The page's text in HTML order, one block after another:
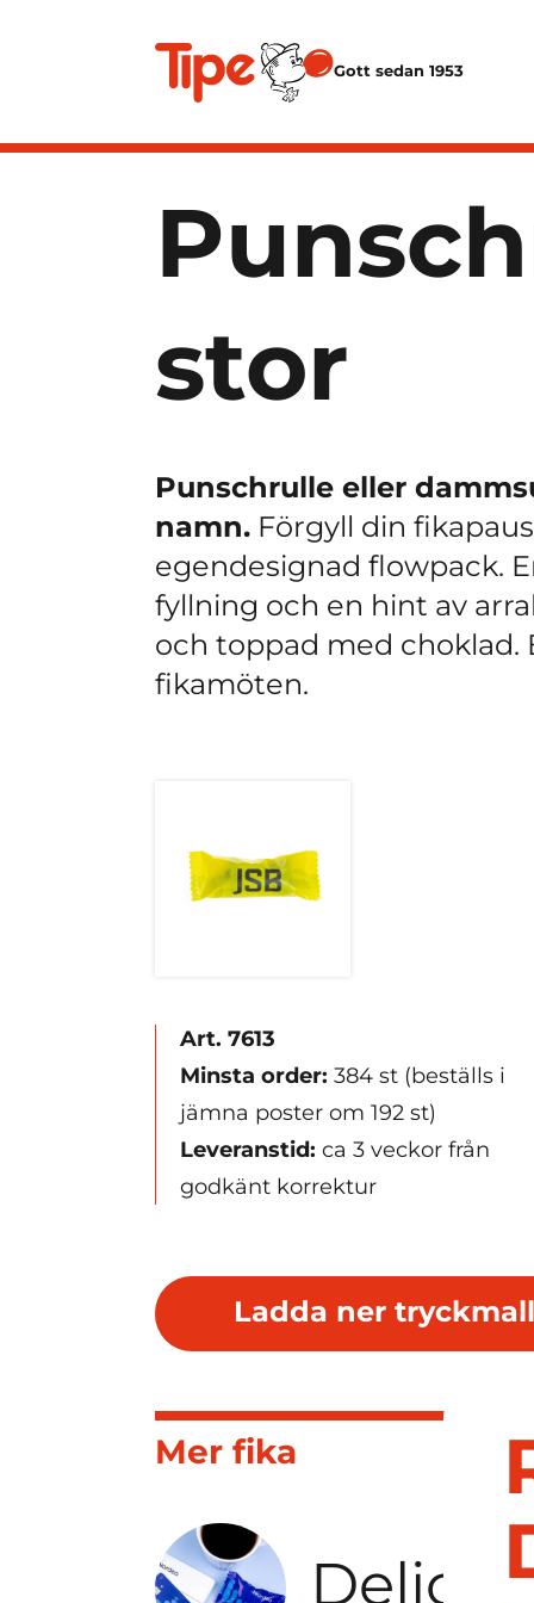
Gott sedan 1953
stor
Punschrulle eller
namn. Förgyll din
egendesignad flowpack.
fyllning och en hint av
och toppad med choklad.
fikamöten.
Art. 7613
Minsta order: 384 st (beställs i
jämna poster om 192 st)
Leveranstid: ca 3 veckor från
godkänt korrektur
Ladda ner tryckmall
Mer fika